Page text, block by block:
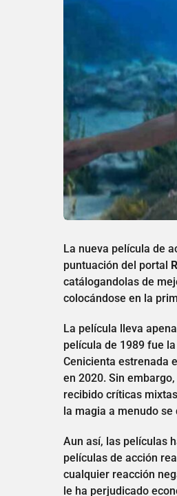
La nueva película de
puntuación del portal
catálogandolas de
colocándose en la
La película lleva
película de 1989 fue
Cenicienta estrenada
en 2020. Sin
recibido críticas
la magia a menudo
Aun así, las películas
películas de acción real
cualquier reacción
le ha perjudicado